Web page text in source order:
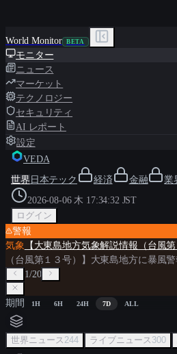
World Monitor BETA
モニター
ニュース
マーケット
テクノロジー
セキュリティ
AI レポート
設定
VEDA
世界 日本テック 経済 金融 業
2026-08-06 木 17:34:34 JST
ログイン
警報
気象 【大東島地方気象解説情報（台風
（台風第１３号）】大東島地方に暴風
1/20
期間 1H 6H 24H 7D ALL
世界ニュース 244 ライブニュース 300